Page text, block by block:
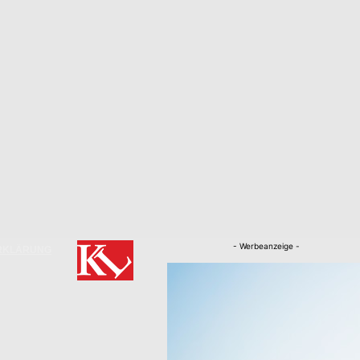
- Werbeanzeige -